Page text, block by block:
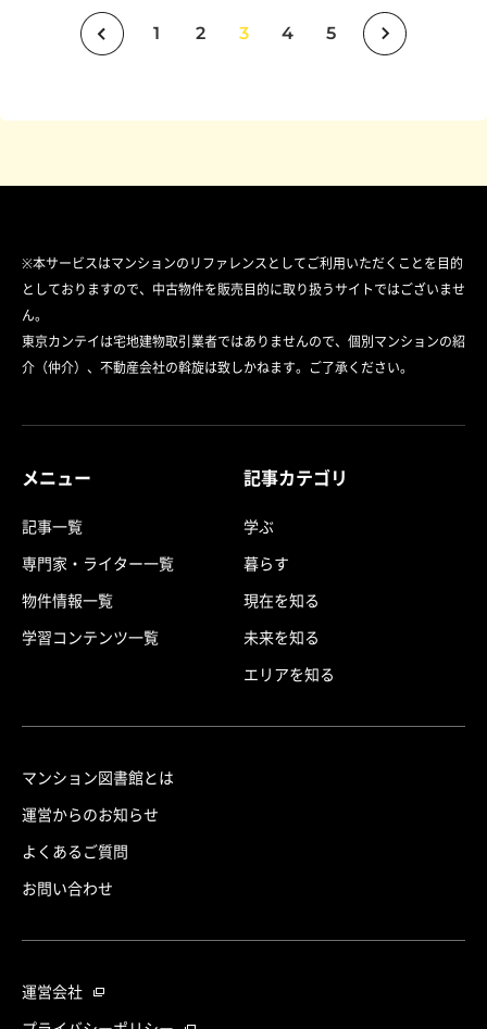
1 2 3 4 5
※本サービスはマンションのリファレンスとしてご利用いただくことを目的
としておりますので、中古物件を販売目的に取り扱うサイトではございませ
ん。
東京カンテイは宅地建物取引業者ではありませんので、個別マンションの紹
介（仲介）、不動産会社の斡旋は致しかねます。ご了承ください。
メニュー
記事一覧
専門家・ライター一覧
物件情報一覧
学習コンテンツ一覧
記事カテゴリ
学ぶ
暮らす
現在を知る
未来を知る
エリアを知る
マンション図書館とは
運営からのお知らせ
よくあるご質問
お問い合わせ
運営会社